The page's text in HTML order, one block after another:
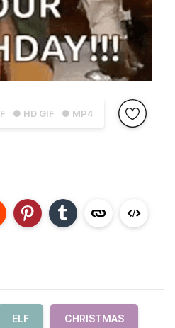
● HD GIF ● MP4
ELF CHRISTMAS